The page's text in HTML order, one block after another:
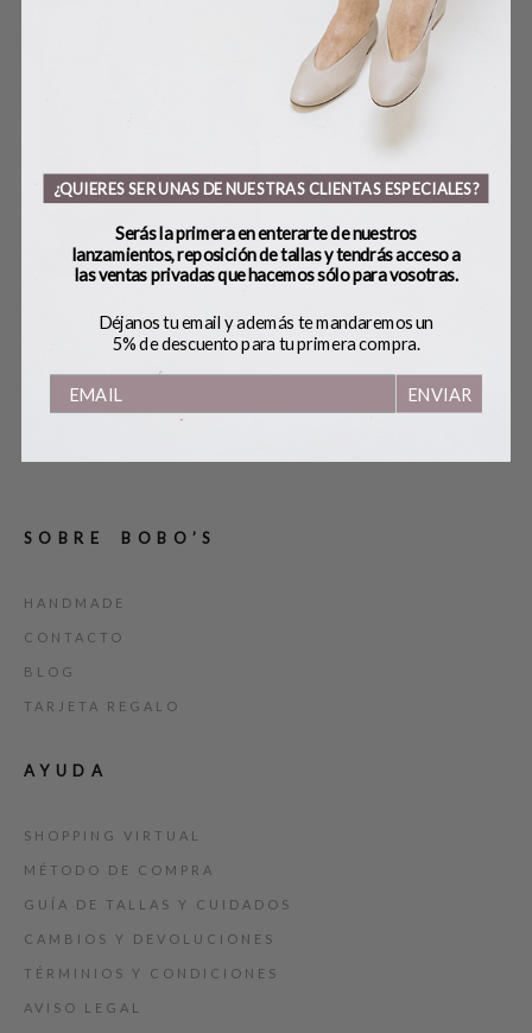
NÁUTICOS_FLECOS_BROWN
89,00€
60,00€
SOBRE BOBO’S
HANDMADE
CONTACTO
BLOG
TARJETA REGALO
AYUDA
SHOPPING VIRTUAL
MÉTODO DE COMPRA
GUÍA DE TALLAS Y CUIDADOS
CAMBIOS Y DEVOLUCIONES
TÉRMINIOS Y CONDICIONES
AVISO LEGAL
¿QUIERES SER UNAS DE NUESTRAS CLIENTAS ESPECIALES?
Serás la primera en enterarte de nuestros
lanzamientos, reposición de tallas y tendrás acceso a
las ventas privadas que hacemos sólo para vosotras.
Déjanos tu email y además te mandaremos un
5% de descuento para tu primera compra.
ENVIAR